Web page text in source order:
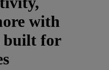
with
built for